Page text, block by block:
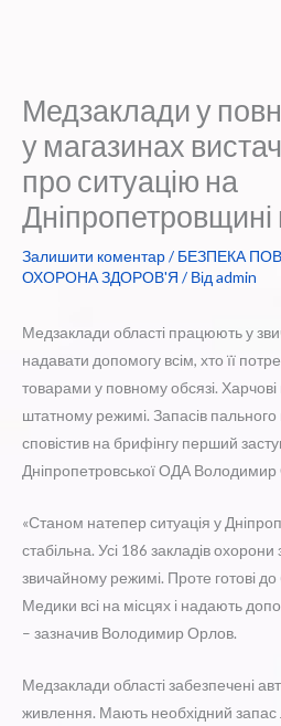
Медзаклади у
у магазинах
про ситуацію на
Дніпропетровщині
Залишити коментар/ БЕЗПЕКА
ОХОРОНА ЗДОРОВ'Я / Відadmin
Медзаклади області працюють у
надавати допомогу всім, хто її
товарами у повному обсязі.
штатному режимі. Запасів
сповістив на брифінгу перший
Дніпропетровської ОДА
«Станом натепер ситуація у
стабільна. Усі 186 закладів
звичайному режимі. Проте готові до
Медики всі на місцях і надають
– зазначив Володимир Орлов.
Медзаклади області забезпечені
живлення. Мають необхідний запас